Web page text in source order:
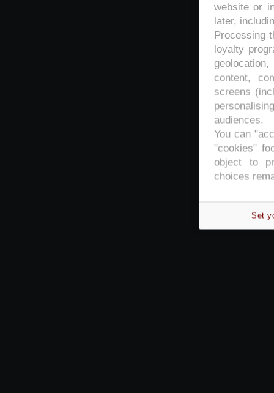
website or
later,
Processing
loyalty
content,
screens
audiences.
You can
"cookies"
object to
choices
Set